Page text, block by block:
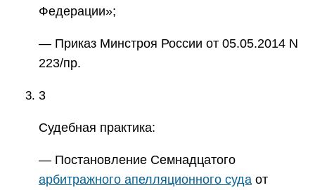
Федерации»;
— Приказ Минстроя России от 05.05.2014 N
223/пр.
3
Судебная практика:
— Постановление Семнадцатого
арбитражного апелляционного суда от